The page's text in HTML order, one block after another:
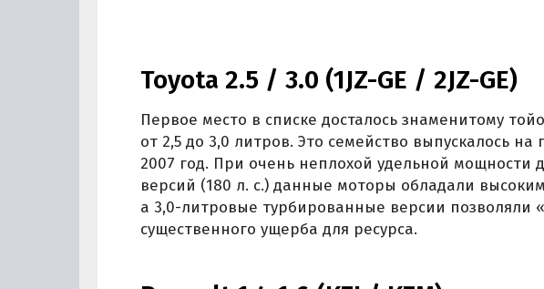
Toyota 2.5 / 3.0 (1JZ-GE / 2JZ-GE)
Первое место в списке досталось знаменитому
от 2,5 до 3,0 литров. Это семейство выпускалось
2007 год. При очень неплохой удельной
версий (180 л. с.) данные моторы обладали
а 3,0-литровые турбированные версии позволяли
существенного ущерба для ресурса.